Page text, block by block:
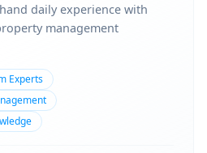
daily experience with
management
Experts